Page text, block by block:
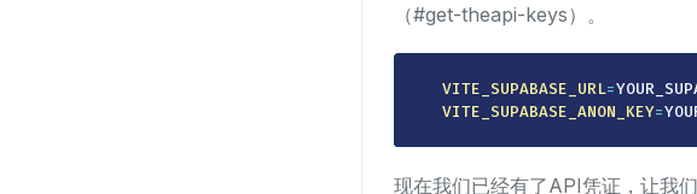
（#get-theapi-keys）。
VITE_SUPABASE_URL=
VITE_SUPABASE_ANON_KEY=
现在我们已经有了API凭证，让我